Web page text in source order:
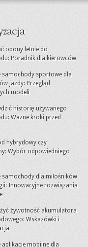
opony letnie do
Poradnik dla kierowców
samochody sportowe dla
jazdy: Przegląd
modeli
historię używanego
Ważne kroki przed
hybrydowy czy
Wybór odpowiedniego
samochody dla miłośników
Innowacyjne rozwiązania
żywotność akumulatora
Wskazówki i
aplikacje mobilne dla